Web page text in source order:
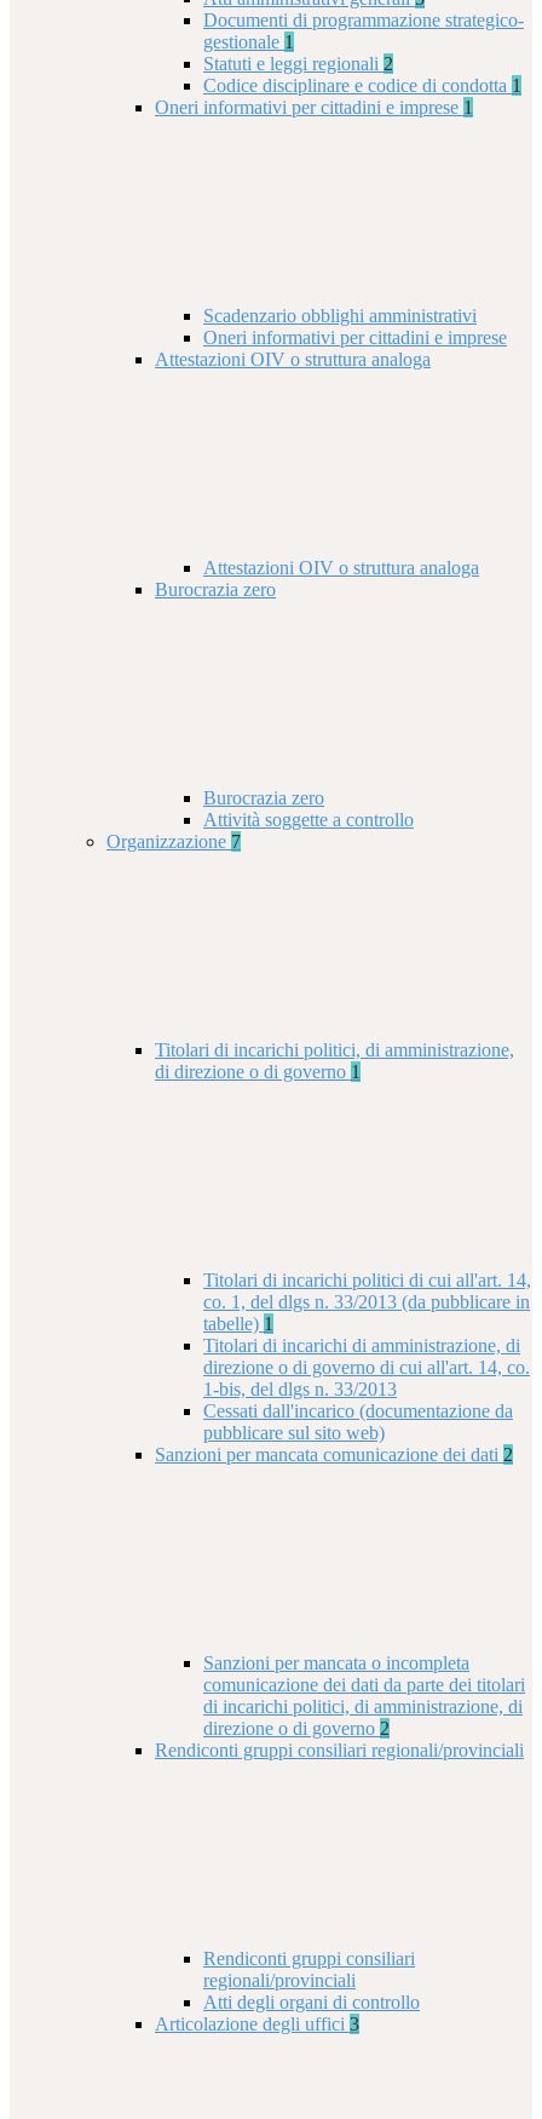
Documenti di programmazione strategico-
gestionale 1
Statuti e leggi regionali 2
Codice disciplinare e codice di condotta 1
Oneri informativi per cittadini e imprese 1
Scadenzario obblighi amministrativi
Oneri informativi per cittadini e imprese
Attestazioni OIV o struttura analoga
Attestazioni OIV o struttura analoga
Burocrazia zero
Burocrazia zero
Attività soggette a controllo
Organizzazione 7
Titolari di incarichi politici, di amministrazione,
di direzione o di governo 1
Titolari di incarichi politici di cui all'art. 14,
co. 1, del dlgs n. 33/2013 (da pubblicare in
tabelle) 1
Titolari di incarichi di amministrazione, di
direzione o di governo di cui all'art. 14, co.
1-bis, del dlgs n. 33/2013
Cessati dall'incarico (documentazione da
pubblicare sul sito web)
Sanzioni per mancata comunicazione dei dati 2
Sanzioni per mancata o incompleta
comunicazione dei dati da parte dei titolari
di incarichi politici, di amministrazione, di
direzione o di governo 2
Rendiconti gruppi consiliari regionali/provinciali
Rendiconti gruppi consiliari
regionali/provinciali
Atti degli organi di controllo
Articolazione degli uffici 3